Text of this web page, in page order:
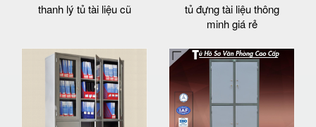
thanh lý tủ tài liệu cũ
tủ đựng tài liệu thông
minh giá rẻ